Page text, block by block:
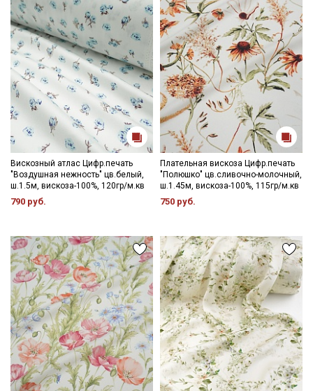
Вискозный атлас Цифр.печать
"Воздушная нежность" цв.белый,
ш.1.5м, вискоза-100%, 120гр/м.кв
790 руб.
Плательная вискоза Цифр.печать
"Полюшко" цв.сливочно-молочный,
ш.1.45м, вискоза-100%, 115гр/м.кв
750 руб.
промокоды и скидки до 30% на узкие
категории тканей
Электронная почта
Подписаться
Ознакомлен(а) сПолитикой обработки персональных
данныхи даю Согласие на обработку персональных
данных
Согласие на получение рекламных и